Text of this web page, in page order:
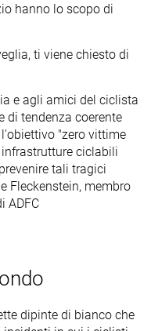
hanno lo scopo di
ti viene chiesto di
e agli amici del ciclista
di tendenza coerente
"zero vittime
ciclabili
tali tragici
Fleckenstein, membro
ADFC
dipinte di bianco che